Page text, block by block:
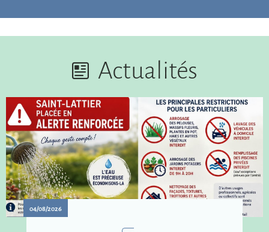
Actualités
04/08/2026